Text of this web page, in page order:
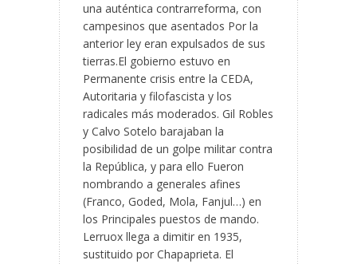
una auténtica contrarreforma, con
campesinos que asentados Por la
anterior ley eran expulsados de sus
tierras.El gobierno estuvo en
Permanente crisis entre la CEDA,
Autoritaria y filofascista y los
radicales más moderados. Gil Robles
y Calvo Sotelo barajaban la
posibilidad de un golpe militar contra
la República, y para ello Fueron
nombrando a generales afines
(Franco, Goded, Mola, Fanjul…) en
los Principales puestos de mando.
Lerruox llega a dimitir en 1935,
sustituido por Chapaprieta. El